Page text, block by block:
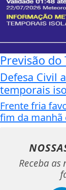
Previsão do
Defesa Civil
temporais
Frente fria
fim da manhã
Receba as